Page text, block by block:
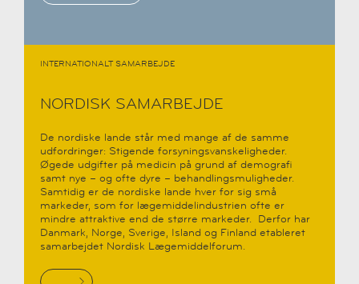
INTERNATIONALT SAMARBEJDE
NORDISK SAMARBEJDE
De nordiske lande står med mange af de samme
udfordringer: Stigende forsyningsvanskeligheder.
Øgede udgifter på medicin på grund af demografi
samt nye – og ofte dyre – behandlingsmuligheder.
Samtidig er de nordiske lande hver for sig små
markeder, som for lægemiddelindustrien ofte er
mindre attraktive end de større markeder. Derfor har
Danmark, Norge, Sverige, Island og Finland etableret
samarbejdet Nordisk Lægemiddelforum.